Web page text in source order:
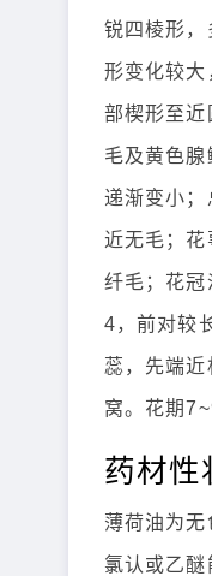
锐四棱形
形变化较
部楔形至近
毛及黄色
递渐变小
近无毛；
纤毛；花
4，前对较
蕊，先端
窝。花期
药材性
薄荷油为
氯认或乙